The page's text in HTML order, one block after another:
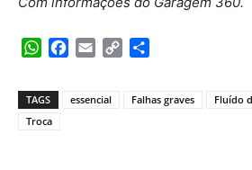
WhatsApp
Facebook
Email Copy
TAGS essencial Falhas graves Fluído
Troca